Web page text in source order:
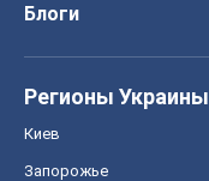
Блоги
Регионы Украины
Киев
Запорожье